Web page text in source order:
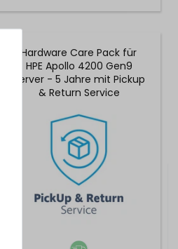
Hardware Care Pack für
HPE Apollo 4200 Gen9
Server - 5 Jahre mit Pickup
& Return Service